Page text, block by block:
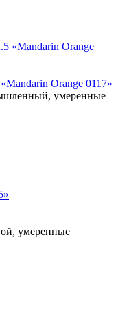
Orange 0117»
умеренные
умеренные